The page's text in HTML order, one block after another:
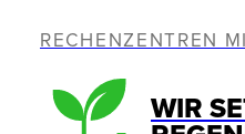
RECHENZENTREN
WIR